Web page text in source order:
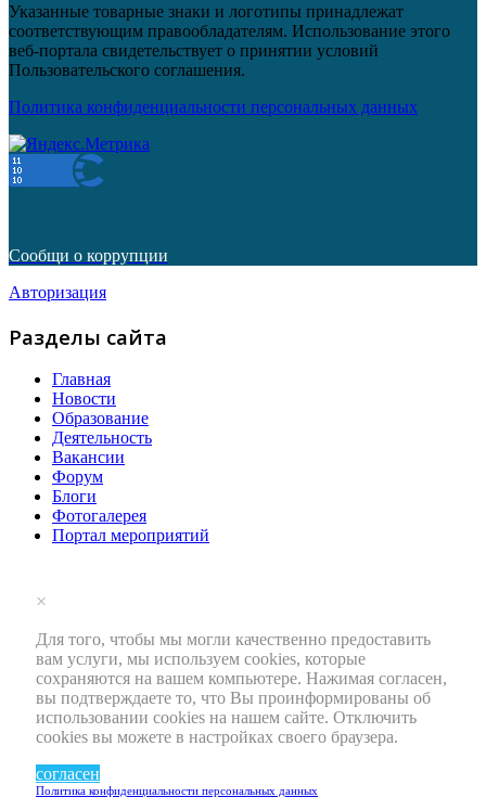
Указанные товарные знаки и логотипы принадлежат
соответствующим правообладателям. Использование этого
веб-портала свидетельствует о принятии условий
Пользовательского соглашения.
Политика конфиденциальности персональных данных
Сообщи о коррупции
Авторизация
Разделы сайта
Главная
Новости
Образование
Деятельность
Вакансии
Форум
Блоги
Фотогалерея
Портал мероприятий
×
Для того, чтобы мы могли качественно предоставить
вам услуги, мы используем cookies, которые
сохраняются на вашем компьютере. Нажимая согласен,
вы подтверждаете то, что Вы проинформированы об
использовании cookies на нашем сайте. Отключить
cookies вы можете в настройках своего браузера.
согласен
Политика конфиденциальности персональных данных